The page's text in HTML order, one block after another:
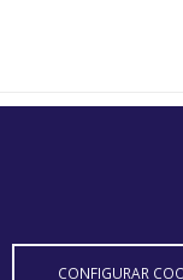
CONFIGURAR
Municipal
de interés